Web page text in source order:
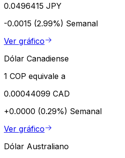
0.0496415 JPY
-0.0015 (2.99%) Semanal
Ver gráfico
Dólar Canadiense
1 COP equivale a
0.00044099 CAD
+0.0000 (0.29%) Semanal
Ver gráfico
Dólar Australiano